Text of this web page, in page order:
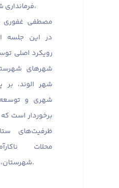
فرمانداری شهرستان البرز،
مصطفی غفوری
در این جلسه
رویکرد اصلی
شهر‌های
شهر الوند، بر
شهری و
برخوردار است که
ظرفیت‌های
محلات
شهرستان، تحقق می‌یابد.